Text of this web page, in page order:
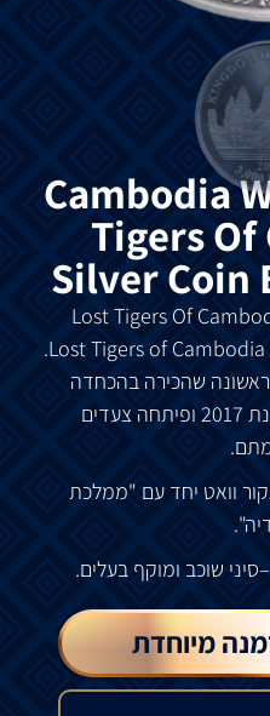
Cambodia
Tigers
Silver Coin
ראשונה שהכירה בהכחדה
ופיתחה צעדים
.
וואט יחד עם "ממלכת
".
–סיני שוכב ומוקף בעלים.
מיוחדת